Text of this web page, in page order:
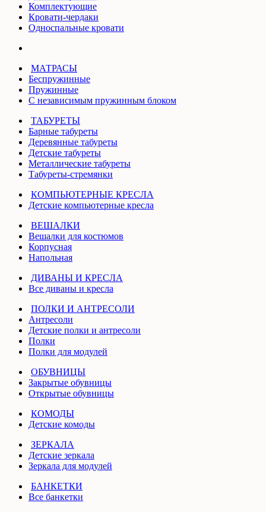
Комплектующие
Кровати-чердаки
Односпальные кровати
МАТРАСЫ
Беспружинные
Пружинные
С независимым пружинным блоком
ТАБУРЕТЫ
Барные табуреты
Деревянные табуреты
Детские табуреты
Металлические табуреты
Табуреты-стремянки
КОМПЬЮТЕРНЫЕ КРЕСЛА
Детские компьютерные кресла
ВЕШАЛКИ
Вешалки для костюмов
Корпусная
Напольная
ДИВАНЫ И КРЕСЛА
Все диваны и кресла
ПОЛКИ И АНТРЕСОЛИ
Антресоли
Детские полки и антресоли
Полки
Полки для модулей
ОБУВНИЦЫ
Закрытые обувницы
Открытые обувницы
КОМОДЫ
Детские комоды
ЗЕРКАЛА
Детские зеркала
Зеркала для модулей
БАНКЕТКИ
Все банкетки